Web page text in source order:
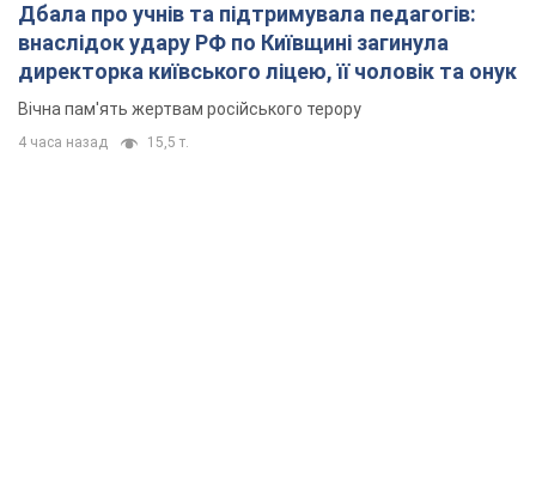
Дбала про учнів та підтримувала педагогів:
внаслідок удару РФ по Київщині загинула
директорка київського ліцею, її чоловік та онук
Вічна пам'ять жертвам російського терору
4 часа назад 15,5 т.